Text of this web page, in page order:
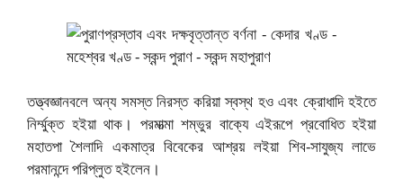
তত্ত্বজ্ঞানবলে অন্য সমস্ত নিরস্ত করিয়া স্বস্থ হও এবং ক্রোধাদি হইতে
নির্ম্মুক্ত হইয়া থাক। পরমাত্মা শম্ভুর বাক্যে এইরূপে প্রবোধিত হইয়া
মহাতপা শৈলাদি একমাত্র বিবেকের আশ্রয় লইয়া শিব-সাযুজ্য লাভে
পরমানন্দে পরিপ্লুত হইলেন।